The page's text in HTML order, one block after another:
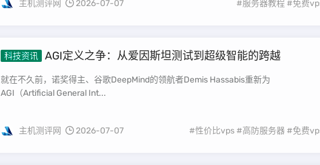
主机测评网 2026-07-07 #服务器教程 #免费
科技资讯 AGI定义之争：从爱因斯坦测试到超级智能的跨越
就在不久前，诺奖得主、谷歌DeepMind的领航者Demis Hassabis重新为
AGI（Artificial General Int...
主机测评网 2026-07-07 #性价比vps #高防服务器 #免费